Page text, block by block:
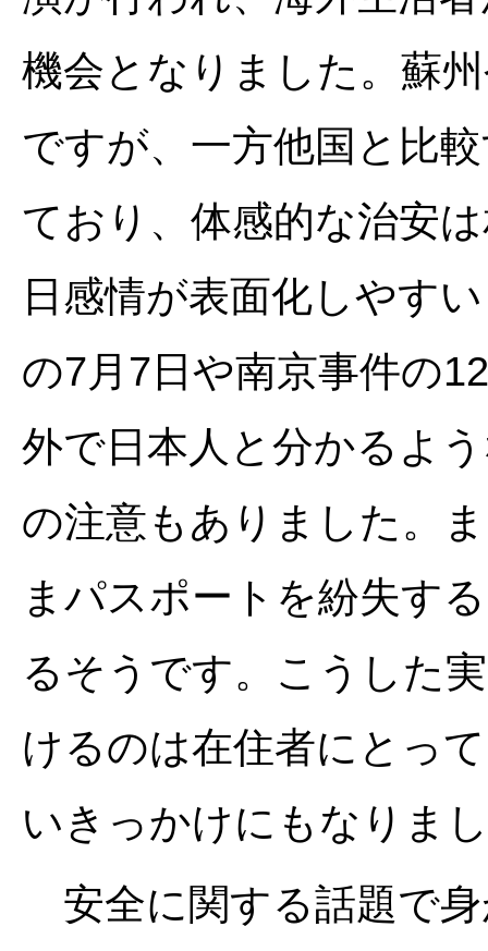
機会となりました。蘇
ですが、一方他国と比
ており、体感的な治安
日感情が表面化しやす
の7月7日や南京事件の
外で日本人と分かるよ
の注意もありました。
まパスポートを紛失す
るそうです。こうした
けるのは在住者にとっ
いきっかけにもなりま
安全に関する話題で